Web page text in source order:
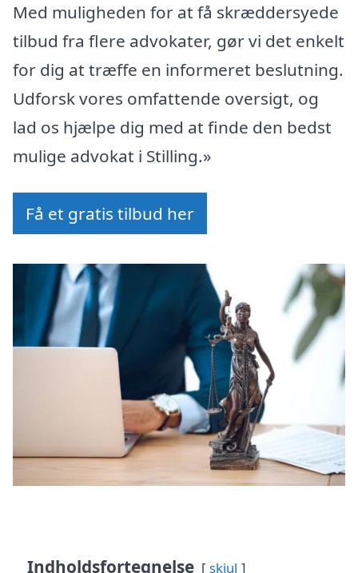
Med muligheden for at få skræddersyede
tilbud fra flere advokater, gør vi det enkelt
for dig at træffe en informeret beslutning.
Udforsk vores omfattende oversigt, og
lad os hjælpe dig med at finde den bedst
mulige advokat i Stilling.»
Få et gratis tilbud her
Indholdsfortegnelse skjul